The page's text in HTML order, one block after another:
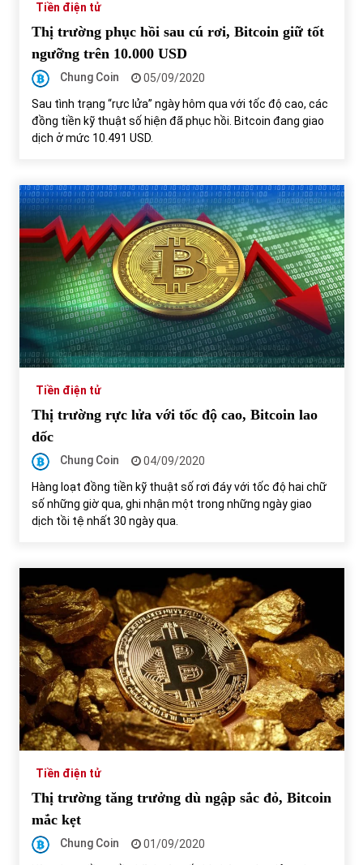
Tiền điện tử
Thị trường phục hồi sau cú rơi, Bitcoin giữ tốt
ngưỡng trên 10.000 USD
Chung Coin
05/09/2020
Sau tình trạng “rực lửa” ngày hôm qua với tốc độ cao, các
đồng tiền kỹ thuật số hiện đã phục hồi. Bitcoin đang giao
dịch ở mức 10.491 USD.
Tiền điện tử
Thị trường rực lửa với tốc độ cao, Bitcoin lao
dốc
Chung Coin
04/09/2020
Hàng loạt đồng tiền kỹ thuật số rơi đáy với tốc độ hai chữ
số những giờ qua, ghi nhận một trong những ngày giao
dịch tồi tệ nhất 30 ngày qua.
Tiền điện tử
Thị trường tăng trưởng dù ngập sắc đỏ, Bitcoin
mắc kẹt
Chung Coin
01/09/2020